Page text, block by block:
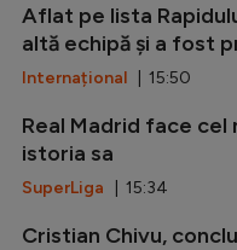
Aflat pe lista
altă echipă și a fost
Internațional | 15:50
Real Madrid face
istoria sa
SuperLiga | 15:34
Cristian Chivu,